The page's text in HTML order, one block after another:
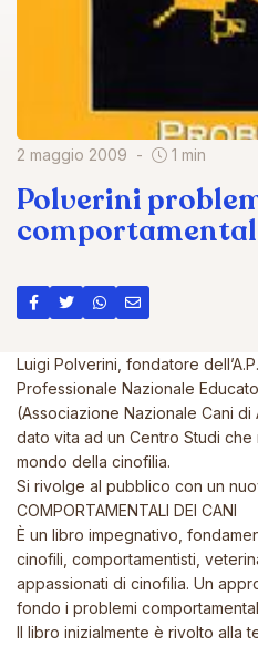
2 maggio 2009 1 min
Polverini
Luigi Polverini, fondatore
Professionale Nazionale
(Associazione Nazionale Cani
dato vita ad un Centro Studi
mondo della cinofilia.
Si rivolge al pubblico con un
COMPORTAMENTALI DEI CANI
È un libro impegnativo,
cinofili, comportamentisti,
appassionati di cinofilia. Un
fondo i problemi
Il libro inizialmente è rivolto alla